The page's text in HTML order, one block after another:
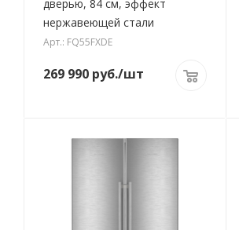
дверью, 84 см, эффект
нержавеющей стали
Арт.: FQ55FXDE
269 990 руб./шт